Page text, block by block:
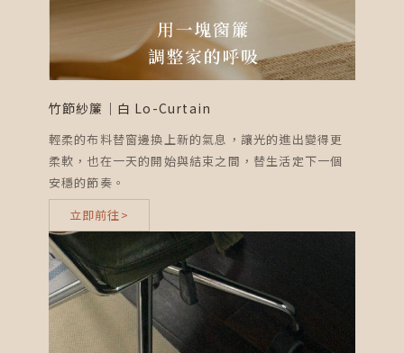
竹節紗簾｜白 Lo-Curtain
輕柔的布料替窗邊換上新的氣息，讓光的進出變得更
柔軟，也在一天的開始與結束之間，替生活定下一個
安穩的節奏。
立即前往>